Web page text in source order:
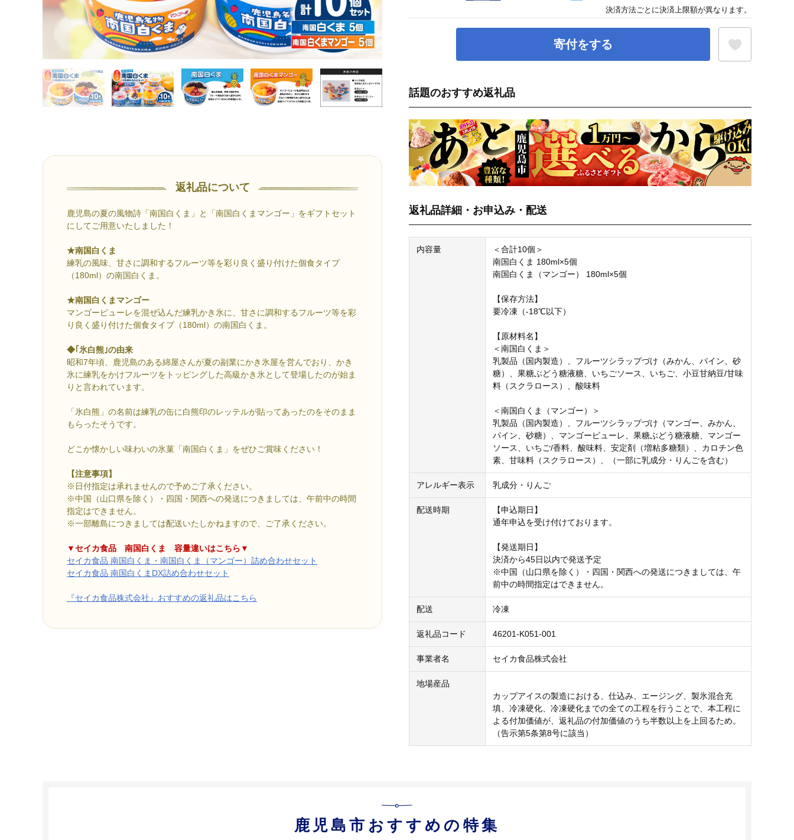
返礼品について
鹿児島の夏の風物詩「南国白くま」と「南国白くまマンゴー」をギフトセット
にしてご用意いたしました！
★南国白くま
練乳の風味、甘さに調和するフルーツ等を彩り良く盛り付けた個食タイプ
（180ml）の南国白くま。
★南国白くまマンゴー
マンゴーピューレを混ぜ込んだ練乳かき氷に、甘さに調和するフルーツ等を彩
り良く盛り付けた個食タイプ（180ml）の南国白くま。
◆｢氷白熊｣の由来
昭和7年頃、鹿児島のある綿屋さんが夏の副業にかき氷屋を営んでおり、かき
氷に練乳をかけフルーツをトッピングした高級かき氷として登場したのが始ま
りと言われています。
「氷白熊」の名前は練乳の缶に白熊印のレッテルが貼ってあったのをそのまま
もらったそうです。
どこか懐かしい味わいの氷菓「南国白くま」をぜひご賞味ください！
【注意事項】
※日付指定は承れませんので予めご了承ください。
※中国（山口県を除く）・四国・関西への発送につきましては、午前中の時間
指定はできません。
※一部離島につきましては配送いたしかねますので、ご了承ください。
▼セイカ食品 南国白くま 容量違いはこちら▼
セイカ食品 南国白くま・南国白くま（マンゴー）詰め合わせセット
セイカ食品 南国白くまDX詰め合わせセット
『セイカ食品株式会社』おすすめの返礼品はこちら
寄付をする
話題のおすすめ返礼品
返礼品詳細・お申込み・配送
内容量
＜合計10個＞
南国白くま 180ml×5個
南国白くま（マンゴー） 180ml×5個
【保存方法】
要冷凍（-18℃以下）
【原材料名】
＜南国白くま＞
乳製品（国内製造）、フルーツシラップづけ（みかん、パイン、砂
糖）、果糖ぶどう糖液糖、いちごソース、いちご、小豆甘納豆/甘味
料（スクラロース）、酸味料
＜南国白くま（マンゴー）＞
乳製品（国内製造）、フルーツシラップづけ（マンゴー、みかん、
パイン、砂糖）、マンゴーピューレ、果糖ぶどう糖液糖、マンゴー
ソース、いちご/香料、酸味料、安定剤（増粘多糖類）、カロチン色
素、甘味料（スクラロース）、（一部に乳成分・りんごを含む）
アレルギー表示 乳成分・りんご
配送時期
【申込期日】
通年申込を受け付けております。
【発送期日】
決済から45日以内で発送予定
※中国（山口県を除く）・四国・関西への発送につきましては、午
前中の時間指定はできません。
配送 冷凍
返礼品コード 46201-K051-001
事業者名 セイカ食品株式会社
地場産品
カップアイスの製造における、仕込み、エージング、製氷混合充
填、冷凍硬化、冷凍硬化までの全ての工程を行うことで、本工程に
よる付加価値が、返礼品の付加価値のうち半数以上を上回るため。
（告示第5条第8号に該当）
決済方法ごとに決済上限額が異なります。
鹿児島市おすすめの特集